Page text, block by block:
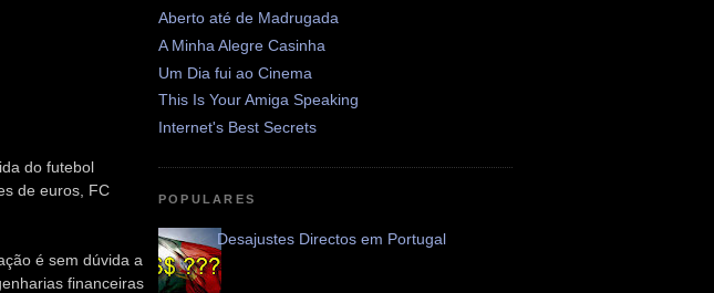
do futebol
de euros, FC
é sem dúvida a
financeiras
Aberto até de Madrugada
A Minha Alegre Casinha
Um Dia fui ao Cinema
This Is Your Amiga Speaking
Internet's Best Secrets
POPULARES
Desajustes Directos em Portugal